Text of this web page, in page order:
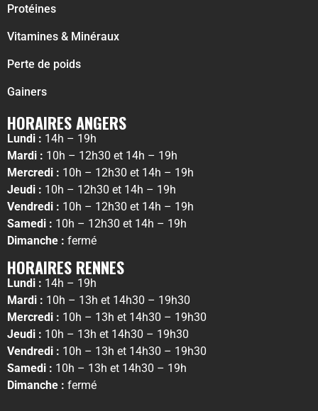
Protéines
Vitamines & Minéraux
Perte de poids
Gainers
HORAIRES ANGERS
Lundi : 14h – 19h
Mardi : 10h – 12h30 et 14h – 19h
Mercredi : 10h – 12h30 et 14h – 19h
Jeudi : 10h – 12h30 et 14h – 19h
Vendredi : 10h – 12h30 et 14h – 19h
Samedi : 10h – 12h30 et 14h – 19h
Dimanche : fermé
HORAIRES RENNES
Lundi : 14h – 19h
Mardi : 10h – 13h et 14h30 – 19h30
Mercredi : 10h – 13h et 14h30 – 19h30
Jeudi : 10h – 13h et 14h30 – 19h30
Vendredi : 10h – 13h et 14h30 – 19h30
Samedi : 10h – 13h et 14h30 – 19h
Dimanche : fermé